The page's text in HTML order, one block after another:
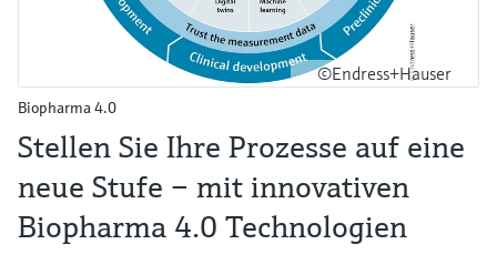
©Endress+Hauser
Biopharma 4.0
Stellen Sie Ihre Prozesse auf eine
neue Stufe – mit innovativen
Biopharma 4.0 Technologien